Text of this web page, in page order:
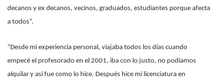
decanos y ex decanos, vecinos, graduados, estudiantes porque afecta
a todos”.
“Desde mi experiencia personal, viajaba todos los días cuando
empecé el profesorado en el 2001, iba con lo justo, no podíamos
alquilar y así fue como lo hice. Después hice mi licenciatura en